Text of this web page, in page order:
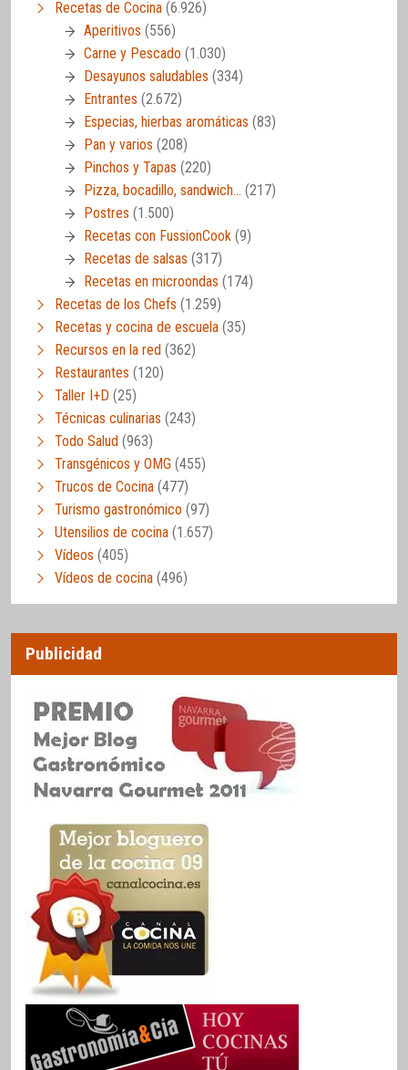
Recetas de Cocina (6.926)
Aperitivos (556)
Carne y Pescado (1.030)
Desayunos saludables (334)
Entrantes (2.672)
Especias, hierbas aromáticas (83)
Pan y varios (208)
Pinchos y Tapas (220)
Pizza, bocadillo, sandwich… (217)
Postres (1.500)
Recetas con FussionCook (9)
Recetas de salsas (317)
Recetas en microondas (174)
Recetas de los Chefs (1.259)
Recetas y cocina de escuela (35)
Recursos en la red (362)
Restaurantes (120)
Taller I+D (25)
Técnicas culinarias (243)
Todo Salud (963)
Transgénicos y OMG (455)
Trucos de Cocina (477)
Turismo gastronómico (97)
Utensilios de cocina (1.657)
Vídeos (405)
Vídeos de cocina (496)
Publicidad